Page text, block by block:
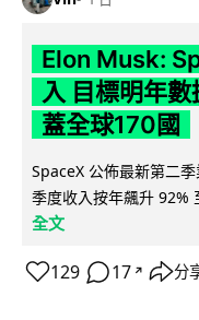
Elon Musk:
入 目標明年
蓋全球170國
SpaceX 公佈最新第二
季度收入按年飆升 92%
全文
129 17 ↗ 分